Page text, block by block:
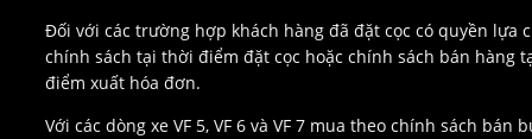
Đối với các trường hợp khách hàng đã đặt cọc có quyền lựa
chính sách tại thời điểm đặt cọc hoặc chính sách bán hàng
điểm xuất hóa đơn.
Với các dòng xe VF 5, VF 6 và VF 7 mua theo chính sách bán